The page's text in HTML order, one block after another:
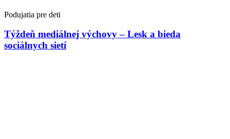
Podujatia pre deti
Týždeň mediálnej výchovy – Lesk a bieda
sociálnych sietí